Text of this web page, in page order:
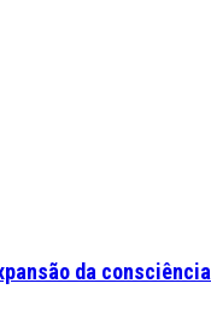
da consciência